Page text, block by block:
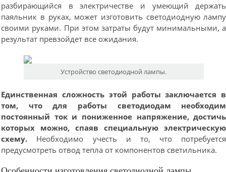
разбирающийся в электричестве и умеющий держать
паяльник в руках, может изготовить светодиодную лампу
своими руками. При этом затраты будут минимальными, а
результат превзойдет все ожидания.
Устройство светодиодной лампы.
Единственная сложность этой работы заключается в
том, что для работы светодиодам необходим
постоянный ток и пониженное напряжение, достичь
которых можно, спаяв специальную электрическую
схему. Необходимо учесть и то, что потребуется
предусмотреть отвод тепла от компонентов светильника.